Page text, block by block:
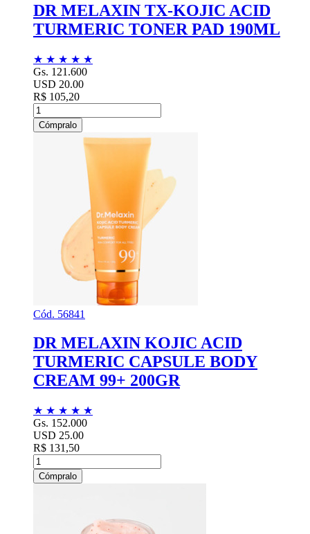
DR MELAXIN TX-KOJIC ACID
TURMERIC TONER PAD 190ML
★ ★ ★ ★ ★
Gs. 121.600
USD 20.00
R$ 105,20
Cómpralo
Cód. 56841
DR MELAXIN KOJIC ACID
TURMERIC CAPSULE BODY
CREAM 99+ 200GR
★ ★ ★ ★ ★
Gs. 152.000
USD 25.00
R$ 131,50
Cómpralo